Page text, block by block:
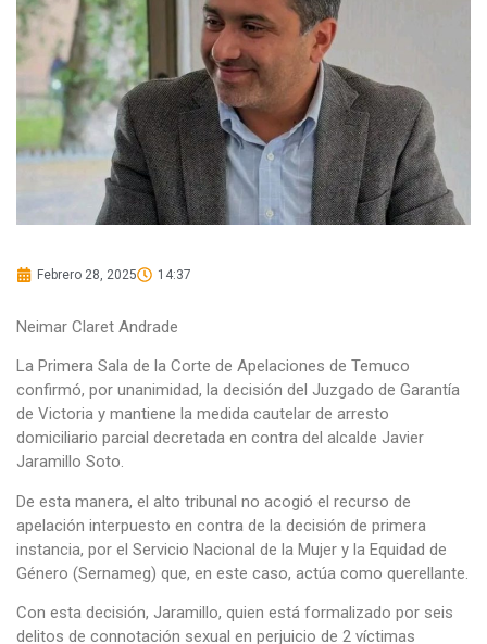
Febrero 28, 2025 14:37
Neimar Claret Andrade
La Primera Sala de la Corte de Apelaciones de Temuco
confirmó, por unanimidad, la decisión del Juzgado de Garantía
de Victoria y mantiene la medida cautelar de arresto
domiciliario parcial decretada en contra del alcalde Javier
Jaramillo Soto.
De esta manera, el alto tribunal no acogió el recurso de
apelación interpuesto en contra de la decisión de primera
instancia, por el Servicio Nacional de la Mujer y la Equidad de
Género (Sernameg) que, en este caso, actúa como querellante.
Con esta decisión, Jaramillo, quien está formalizado por seis
delitos de connotación sexual en perjuicio de 2 víctimas